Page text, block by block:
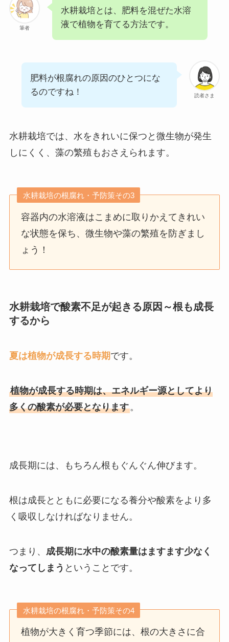
筆者
水耕栽培とは、肥料を混ぜた水溶
液で植物を育てる方法です。
読者さま
肥料が根腐れの原因のひとつにな
るのですね！
水耕栽培では、水をきれいに保つと微生物が発生
しにくく、藻の繁殖もおさえられます。
水耕栽培の根腐れ・予防策その3
容器内の水溶液はこまめに取りかえてきれい
な状態を保ち、微生物や藻の繁殖を防ぎまし
ょう！
水耕栽培で酸素不足が起きる原因～根も成長
するから
夏は植物が成長する時期です。
植物が成長する時期は、エネルギー源としてより
多くの酸素が必要となります。
成長期には、もちろん根もぐんぐん伸びます。
根は成長とともに必要になる養分や酸素をより多
く吸収しなければなりません。
つまり、 成長期に水中の酸素量はますます少なく
なってしまう ということです。
水耕栽培の根腐れ・予防策その4
植物が大きく育つ季節には、根の大きさに合